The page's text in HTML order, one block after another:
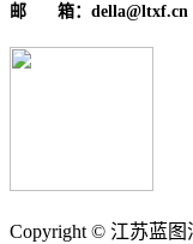
邮 箱：della@ltxf.cn
Copyright © 江苏蓝图